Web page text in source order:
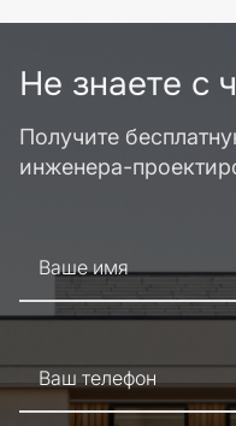
Не знаете с
Получите
инженера-
Ваше имя
Ваш телефон